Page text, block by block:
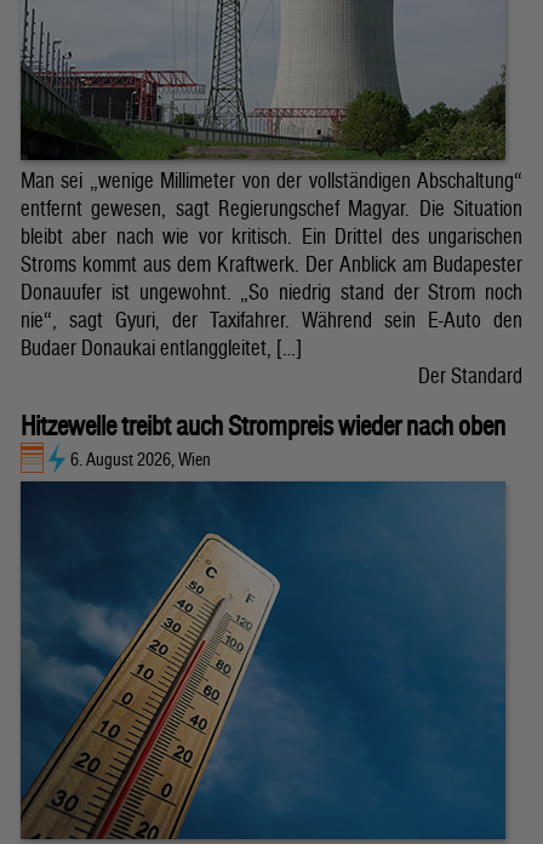
Man sei „wenige Millimeter von der vollständigen Abschaltung“
entfernt gewesen, sagt Regierungschef Magyar. Die Situation
bleibt aber nach wie vor kritisch. Ein Drittel des ungarischen
Stroms kommt aus dem Kraftwerk. Der Anblick am Budapester
Donauufer ist ungewohnt. „So niedrig stand der Strom noch
nie“, sagt Gyuri, der Taxifahrer. Während sein E-Auto den
Budaer Donaukai entlanggleitet, […]
Der Standard
Hitzewelle treibt auch Strompreis wieder nach oben
6. August 2026, Wien